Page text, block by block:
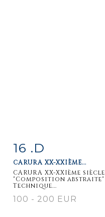
Item detail
16 .D
CARURA XX-XXIÈME...
CARURA XX-XXIème siècle
"Composition abstraite"
Technique...
100 - 200 EUR